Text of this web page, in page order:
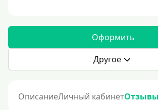
Оформить
Другое
ОписаниеЛичный кабинетОтзывы